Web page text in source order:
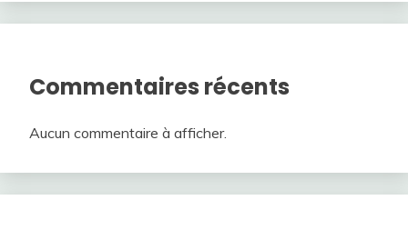
Commentaires récents
Aucun commentaire à afficher.